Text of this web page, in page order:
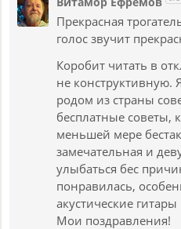
Прекрасная
голос звучит
Коробит читать в
не конструктивную.
родом из страны
бесплатные советы,
меньшей мере
замечательная и
улыбаться бес
понравилась,
акустические
Мои поздравления!